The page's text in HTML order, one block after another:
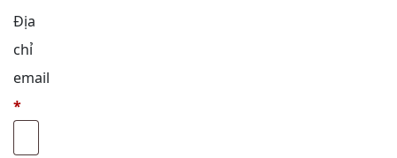
Địa
chỉ
email
*